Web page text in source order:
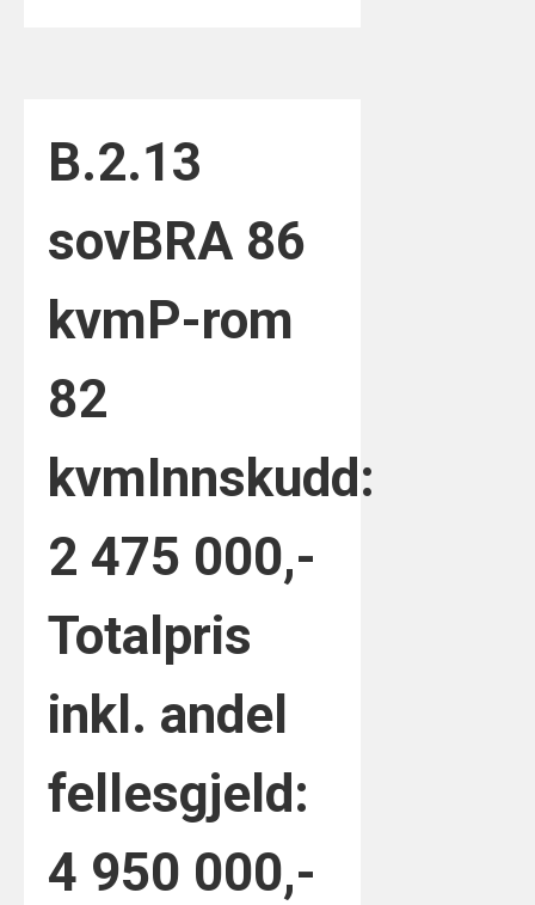
B.2.13
sovBRA 86
kvmP-rom
82
kvmInnskudd:
2 475 000,-
Totalpris
inkl. andel
fellesgjeld:
4 950 000,-